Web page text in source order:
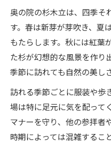
奥の院の杉木立は、四季そ
す。春は新芽が芽吹き、夏
もたらします。秋には紅葉
た杉が幻想的な風景を作り
季節に訪れても自然の美し
訪れる季節ごとに服装や歩
場は特に足元に気を配って
マナーを守り、他の参拝者
時期によっては混雑するこ